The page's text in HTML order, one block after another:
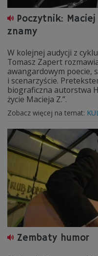
Poczytnik:
znamy
W kolejnej audycji z
Tomasz Zapert
awangardowym poecie,
i scenarzyście.
biograficzna autorstwa
życie Macieja Z.”.
Zobacz więcej na temat:
Zembaty humor